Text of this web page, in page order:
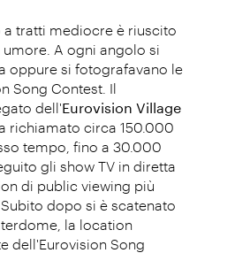
tratti mediocre è riuscito
A ogni angolo si
oppure si fotografavano le
Song Contest. Il
dell'Eurovision Village
richiamato circa 150.000
tempo, fino a 30.000
gli show TV in diretta
di public viewing più
dopo si è scatenato
la location
dell'Eurovision Song